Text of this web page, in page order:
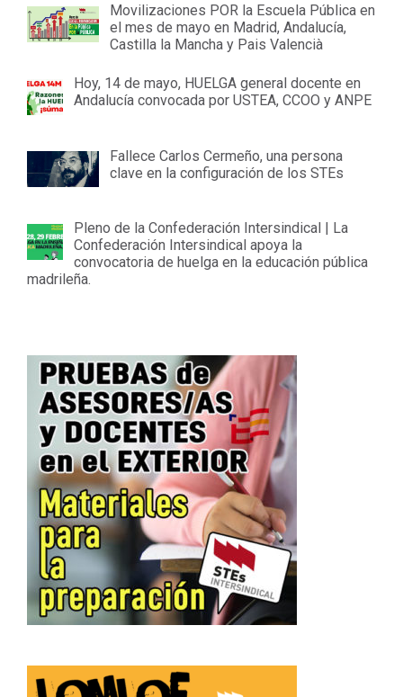
Movilizaciones POR la Escuela Pública en
el mes de mayo en Madrid, Andalucía,
Castilla la Mancha y Pais Valencià
Hoy, 14 de mayo, HUELGA general docente en
Andalucía convocada por USTEA, CCOO y ANPE
Fallece Carlos Cermeño, una persona
clave en la configuración de los STEs
Pleno de la Confederación Intersindical | La
Confederación Intersindical apoya la
convocatoria de huelga en la educación pública
madrileña.